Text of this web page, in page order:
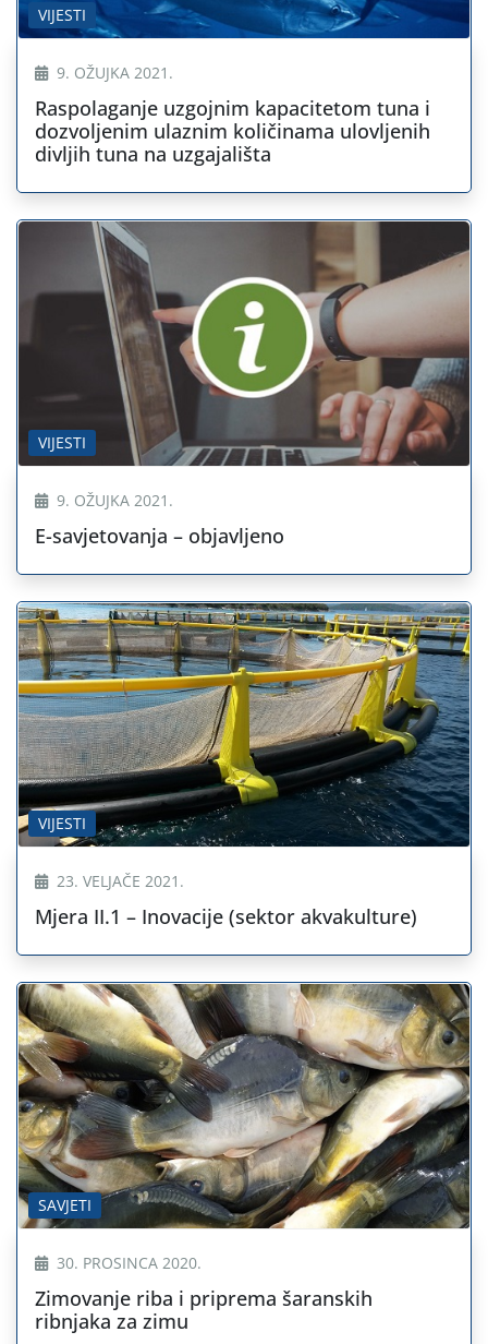
VIJESTI
9. OŽUJKA 2021.
Raspolaganje uzgojnim kapacitetom tuna i
dozvoljenim ulaznim količinama ulovljenih
divljih tuna na uzgajališta
VIJESTI
9. OŽUJKA 2021.
E-savjetovanja – objavljeno
VIJESTI
23. VELJAČE 2021.
Mjera II.1 – Inovacije (sektor akvakulture)
SAVJETI
30. PROSINCA 2020.
Zimovanje riba i priprema šaranskih
ribnjaka za zimu